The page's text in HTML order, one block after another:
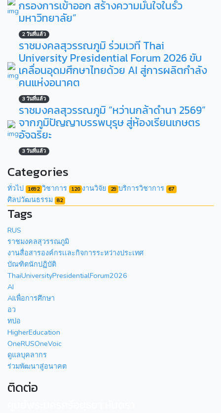
กรองการเข้าออก สร้างความมั่นใจในรั้ว
มหาวิทยาลัย”
2 วันที่แล้ว
ราชมงคลสุวรรณภูมิ ร่วมเวที Thai
University Presidential Forum 2026 ขับ
เคลื่อนอุดมศึกษาไทยด้วย AI สู่การผลิตกำลัง
คนแห่งอนาคต
3 วันที่แล้ว
ราชมงคลสุวรรณภูมิ “หว่านกล้าดำนา 2569”
จากภูมิปัญญาบรรพบุรุษ สู่ห้องเรียนเกษตร
อัจฉริยะ
3 วันที่แล้ว
Categories
ทั่วไป 1692 วิชาการ 120 งานวิจัย 29 บริการวิชาการ 67
ศิลปวัฒนธรรม 82
Tags
RUS
ราชมงคลสุวรรณภูมิ
งานสื่อสารองค์กรเเละกิจการระหว่างประเทศ
บัณฑิตนักปฏิบัติ
ThaiUniversityPresidentialForum2026
AI
AIเพื่อการศึกษา
อว
ทปอ
HigherEducation
OneRUSOneVoic
ดูแลบุคลากร
ร่วมพัฒนาสู่อนาคต
ติดต่อ